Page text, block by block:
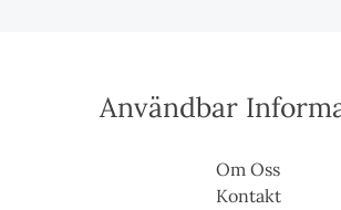
Användbar
Om Oss
Kontakt